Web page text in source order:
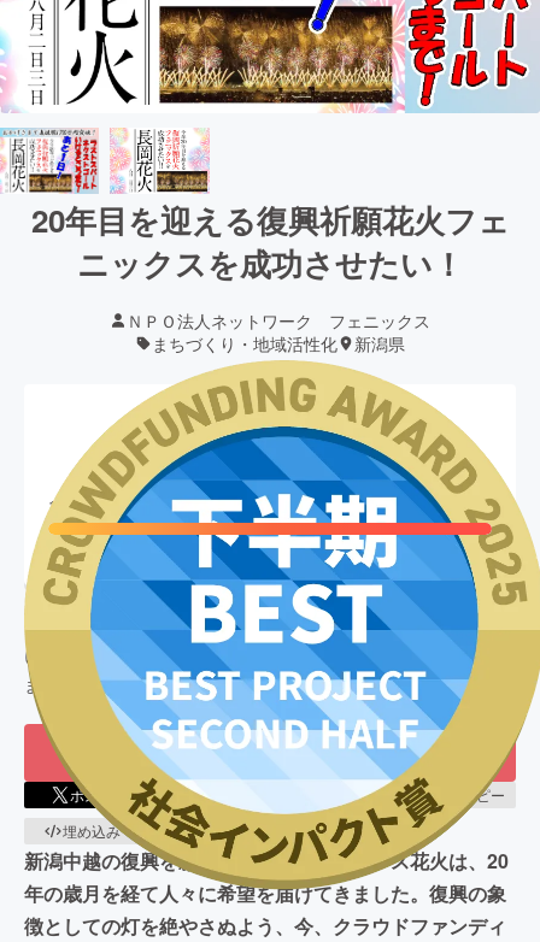
20年目を迎える復興祈願花火フェ
ニックスを成功させたい！
ＮＰＯ法人ネットワーク フェニックス
まちづくり・地域活性化
新潟県
現在の支援総額
18,926,500円
126%達成 終了
目標金額15,000,000 530 人
このプロジェクトは、 2025/05/24 に募集を開始し、 530
人の支援
により
18,926,500円の資金を集め、 2025/07/10
に募集を終了し
ました
もう一度プロジェクトをやってほしい 319
ポスト シェア LINEで送る
URLコピー
埋め込み
QRコード
新潟中越の復興を願い始まったフェニックス花火は、20
年の歳月を経て人々に希望を届けてきました。復興の象
徴としての灯を絶やさぬよう、今、クラウドファンディ